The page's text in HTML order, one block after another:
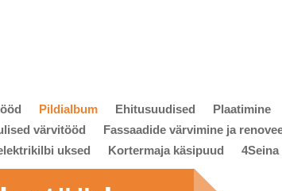
Pildialbum Ehitusuudised Plaatimine
värvitööd
Fassaadide värvimine ja
uksed Kortermaja käsipuud